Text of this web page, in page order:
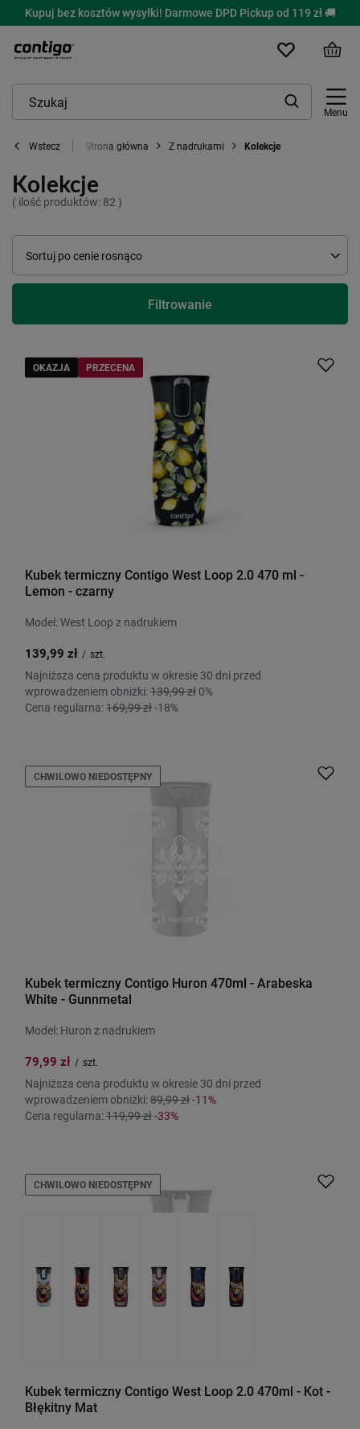
Kupuj bez kosztów wysyłki! Darmowe DPD Pickup od 119 zł 🚚
Menu
Wstecz Strona główna Z nadrukami Kolekcje
Kolekcje
( ilość produktów: 82)
Zmień sortowanie
Sortuj po cenie rosnąco
Filtrowanie
OKAZJA PRZECENA
Kubek termiczny Contigo West Loop 2.0 470 ml -
Lemon - czarny
Model: West Loop z nadrukiem
139,99 zł / szt.
Najniższa cena produktu w okresie 30 dni przed
wprowadzeniem obniżki:139,99 zł 0%
Cena regularna:169,99 zł-18%
CHWILOWO NIEDOSTĘPNY
Kubek termiczny Contigo Huron 470ml - Arabeska
White - Gunnmetal
Model: Huron z nadrukiem
79,99 zł / szt.
Najniższa cena produktu w okresie 30 dni przed
wprowadzeniem obniżki:89,99 zł-11%
Cena regularna:119,99 zł-33%
CHWILOWO NIEDOSTĘPNY
Kubek termiczny Contigo West Loop 2.0 470ml - Kot -
Błękitny Mat